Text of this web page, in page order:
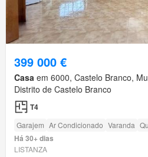
399 000 €
Casa em 6000, Castelo Branco,
Distrito de Castelo Branco
T4
Garajem Ar Condicionado Varanda
Há 30+ dias
LISTANZA